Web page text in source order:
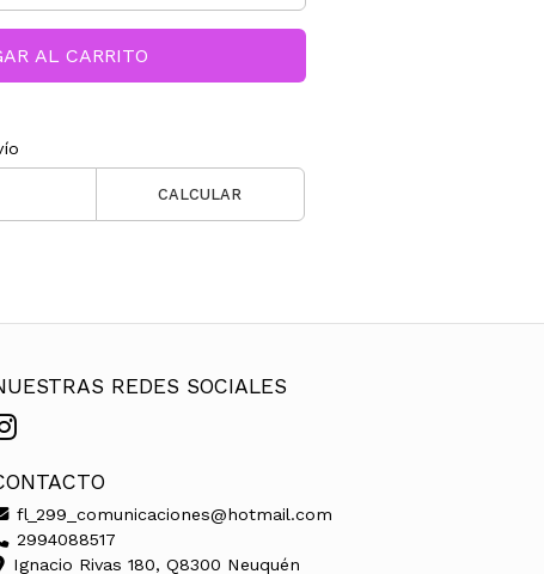
AL CARRITO
CALCULAR
REDES SOCIALES
fl_299_comunicaciones@hotmail.com
2994088517
Ignacio Rivas 180, Q8300 Neuquén